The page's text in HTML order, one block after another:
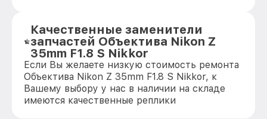
Качественные заменители
запчастей Объектива Nikon Z
35mm F1.8 S Nikkor
Если Вы желаете низкую стоимость ремонта
Объектива Nikon Z 35mm F1.8 S Nikkor, к
Вашему выбору у нас в наличии на складе
имеются качественные реплики